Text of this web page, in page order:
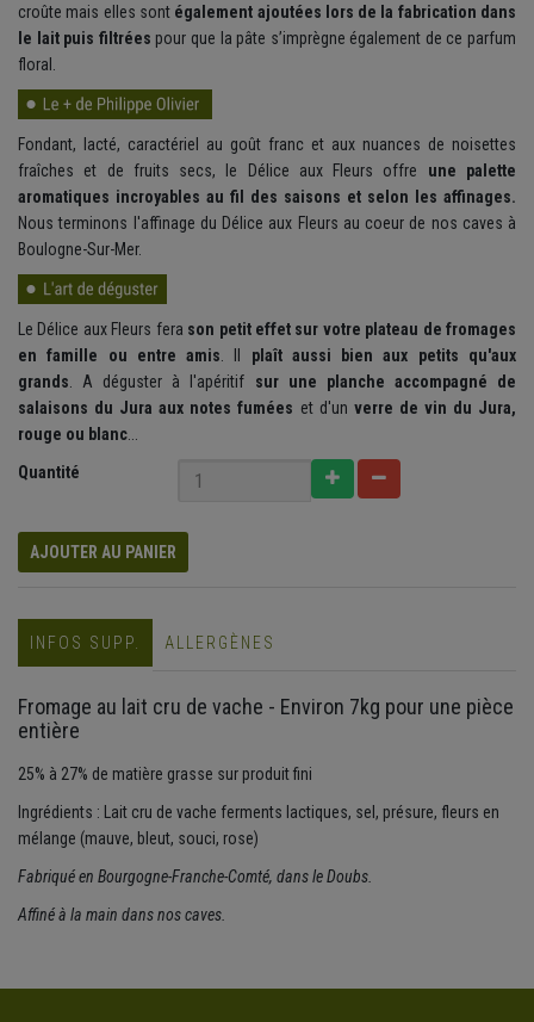
croûte mais elles sont également ajoutées lors de la fabrication dans
le lait puis filtrées pour que la pâte s’imprègne également de ce parfum
floral.
Fondant, lacté, caractériel au goût franc et aux nuances de noisettes
fraîches et de fruits secs, le Délice aux Fleurs offre une palette
aromatiques incroyables au fil des saisons et selon les affinages.
Nous terminons l'affinage du Délice aux Fleurs au coeur de nos caves à
Boulogne-Sur-Mer.
Le Délice aux Fleurs fera son petit effet sur votre plateau de fromages
en famille ou entre amis. Il plaît aussi bien aux petits qu'aux
grands. A déguster à l'apéritif sur une planche accompagné de
salaisons du Jura aux notes fumées et d'un verre de vin du Jura,
rouge ou blanc...
Quantité
AJOUTER AU PANIER
INFOS SUPP. ALLERGÈNES
Fromage au lait cru de vache - Environ 7kg pour une pièce
entière
25% à 27% de matière grasse sur produit fini
Ingrédients : Lait cru de vache ferments lactiques, sel, présure, fleurs en
mélange (mauve, bleut, souci, rose)
Fabriqué en Bourgogne-Franche-Comté, dans le Doubs.
Affiné à la main dans nos caves.